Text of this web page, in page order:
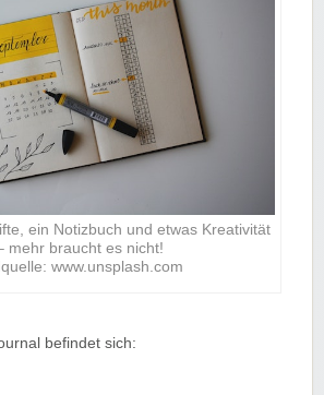
ein Notizbuch und etwas Kreativität
mehr braucht es nicht!
www.unsplash.com
befindet sich: